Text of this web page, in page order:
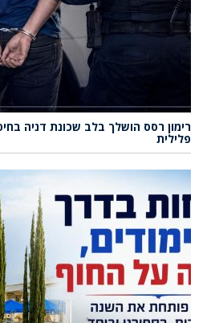
רימון רסס הושלך בלב שכונת דניה
פלילית